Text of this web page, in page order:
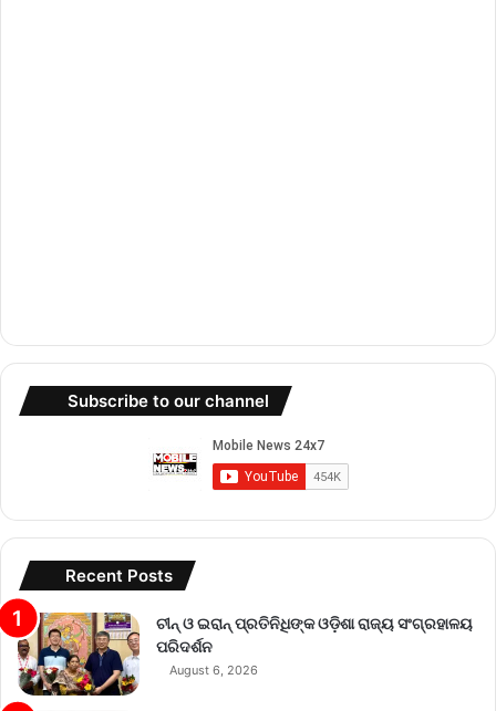
Subscribe to our channel
Recent Posts
ଚୀନ୍ ଓ ଇରାନ୍ ପ୍ରତିନିଧିଙ୍କ ଓଡ଼ିଶା ରାଜ୍ୟ ସଂଗ୍ରହାଳୟ
ପରିଦର୍ଶନ
August 6, 2026